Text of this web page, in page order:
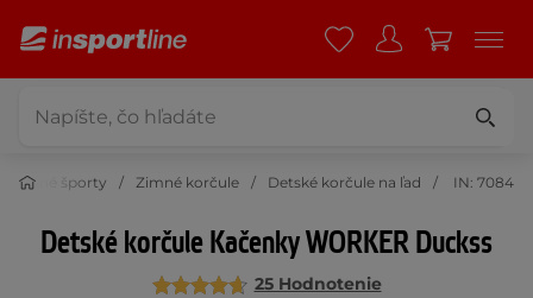
Zimné športy Zimné korčule Detské korčule na ľad IN: 7084
Detské korčule Kačenky WORKER Duckss
25 Hodnotenie